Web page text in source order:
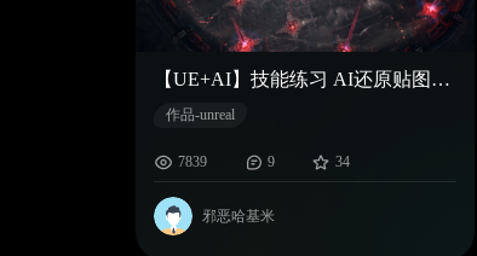
【UE+AI】技能练习 AI还原贴图模型+古法手搓特效
作品-unreal
7839 9 34
邪恶哈基米